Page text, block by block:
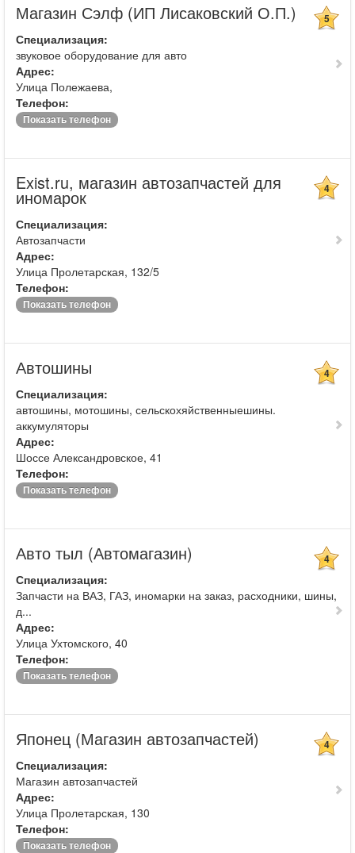
Магазин Сэлф (ИП Лисаковский О.П.) 5
Специализация:
звуковое оборудование для авто
Адрес:
Улица Полежаева,
Телефон:
Показать телефон
Exist.ru, магазин автозапчастей для
иномарок 4
Специализация:
Автозапчасти
Адрес:
Улица Пролетарская, 132/5
Телефон:
Показать телефон
Автошины 4
Специализация:
автошины, мотошины, сельскохяйственныешины.
аккумуляторы
Адрес:
Шоссе Александровское, 41
Телефон:
Показать телефон
Авто тыл (Автомагазин) 4
Специализация:
Запчасти на ВАЗ, ГАЗ, иномарки на заказ, расходники, шины,
д...
Адрес:
Улица Ухтомского, 40
Телефон:
Показать телефон
Японец (Магазин автозапчастей) 4
Специализация:
Магазин автозапчастей
Адрес:
Улица Пролетарская, 130
Телефон:
Показать телефон